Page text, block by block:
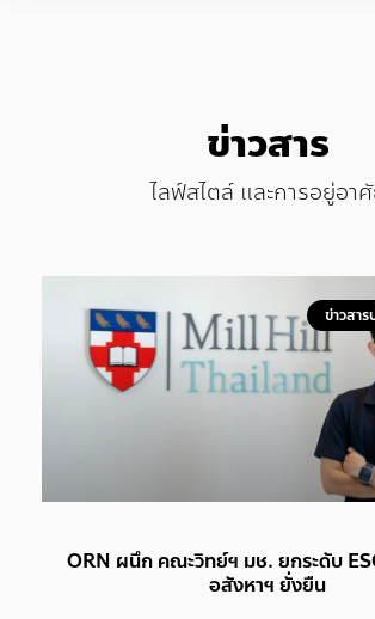
ข่าวสาร
ไลฟ์สไตล์ และการอยู่อา
ข่าวสา
ORN ผนึก คณะวิทย์ฯ มช. ยกระดับ
อสังหาฯ ยั่งยืน